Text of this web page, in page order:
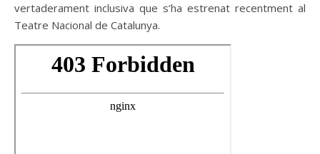
vertaderament inclusiva que s’ha estrenat recentment al
Teatre Nacional de Catalunya.